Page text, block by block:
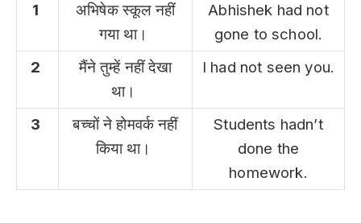
1
अभिषेक स्कूल नहीं
गया था।
Abhishek had not
gone to school.
2
मैंने तुम्हें नहीं देखा
था।
I had not seen you.
3
बच्चों ने होमवर्क नहीं
किया था।
Students hadn’t
done the
homework.